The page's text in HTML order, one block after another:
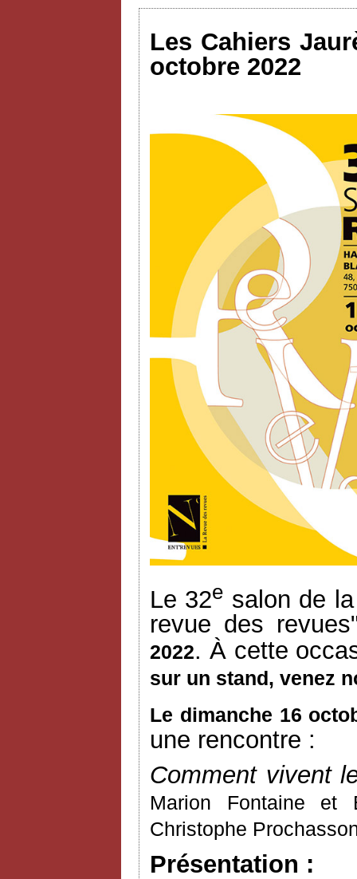
Les Cahiers
octobre 2022
Le 32e salon de
revue des
2022. À cette
sur un stand, venez
Le dimanche 16
une rencontre :
Comment vivent
Marion Fontaine et
Christophe
Présentation :